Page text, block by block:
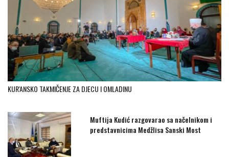
KUR'ANSKO TAKMIČENJE ZA DJECU I OMLADINU
Muftija Kudić razgovarao sa načelnikom i
predstavnicima Medžlisa Sanski Most